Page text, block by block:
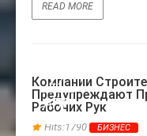
READ MORE
Компании
Предупреждают
Рабочих Рук
Hits:1790 БИЗНЕС
27
АПР